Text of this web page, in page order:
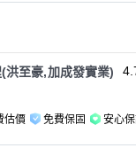
洪至豪,加成發實業)
估價 免費保固 安心